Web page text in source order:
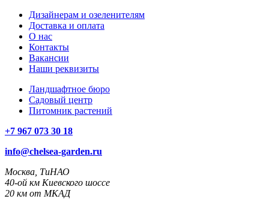
Дизайнерам и озеленителям
Доставка и оплата
О нас
Контакты
Вакансии
Наши реквизиты
Ландшафтное бюро
Садовый центр
Питомник растений
+7 967 073 30 18
info@chelsea-garden.ru
Москва, ТиНАО
40-ой км Киевского шоссе
20 км от МКАД